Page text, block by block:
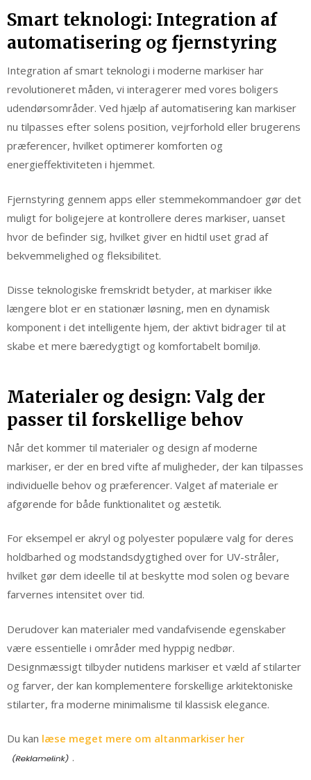
Smart teknologi: Integration af
automatisering og fjernstyring
Integration af smart teknologi i moderne markiser har
revolutioneret måden, vi interagerer med vores boligers
udendørsområder. Ved hjælp af automatisering kan markiser
nu tilpasses efter solens position, vejrforhold eller brugerens
præferencer, hvilket optimerer komforten og
energieffektiviteten i hjemmet.
Fjernstyring gennem apps eller stemmekommandoer gør det
muligt for boligejere at kontrollere deres markiser, uanset
hvor de befinder sig, hvilket giver en hidtil uset grad af
bekvemmelighed og fleksibilitet.
Disse teknologiske fremskridt betyder, at markiser ikke
længere blot er en stationær løsning, men en dynamisk
komponent i det intelligente hjem, der aktivt bidrager til at
skabe et mere bæredygtigt og komfortabelt bomiljø.
Materialer og design: Valg der
passer til forskellige behov
Når det kommer til materialer og design af moderne
markiser, er der en bred vifte af muligheder, der kan tilpasses
individuelle behov og præferencer. Valget af materiale er
afgørende for både funktionalitet og æstetik.
For eksempel er akryl og polyester populære valg for deres
holdbarhed og modstandsdygtighed over for UV-stråler,
hvilket gør dem ideelle til at beskytte mod solen og bevare
farvernes intensitet over tid.
Derudover kan materialer med vandafvisende egenskaber
være essentielle i områder med hyppig nedbør.
Designmæssigt tilbyder nutidens markiser et væld af stilarter
og farver, der kan komplementere forskellige arkitektoniske
stilarter, fra moderne minimalisme til klassisk elegance.
Du kan læse meget mere om altanmarkiser her
.